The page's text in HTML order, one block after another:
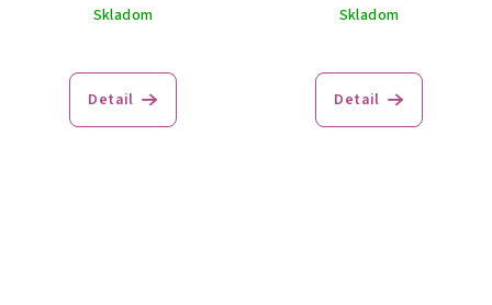
Skladom
Detail
Skladom
Detail